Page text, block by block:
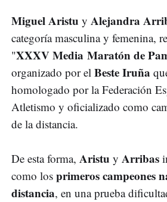
Miguel Aristu y Alejandra
categoría masculina y femenina,
"XXXV Media Maratón de
organizado por el Beste Iruña
homologado por la Federación
Atletismo y oficializado como
de la distancia.
De esta forma, Aristu y Arribas
como los primeros campeones
distancia, en una prueba